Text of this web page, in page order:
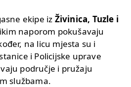
ekipe iz Živinica, Tuzle i
naporom pokušavaju
na licu mjesta su i
i Policijske uprave
područje i pružaju
službama.